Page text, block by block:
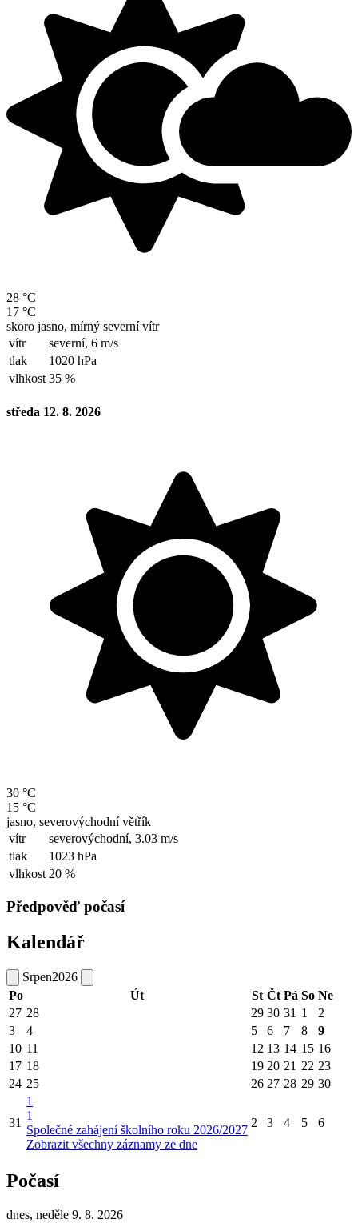
28 °C
17 °C
skoro jasno, mírný severní vítr
vítr
severní, 6 m/s
tlak
1020 hPa
vlhkost 35 %
středa 12. 8. 2026
30 °C
15 °C
jasno, severovýchodní větřík
vítr
severovýchodní, 3.03 m/s
tlak
1023 hPa
vlhkost 20 %
Předpověď počasí
Kalendář
Srpen2026
Po
Út St Čt Pá So Ne
27 28 29 30 31 1
2
3
4 5 6 7 8
9
10 11 12 13 14 15 16
17 18 19 20 21 22 23
24 25 26 27 28 29 30
31
1
1
Společné zahájení školního roku 2026/2027
Zobrazit všechny záznamy ze dne
2 3 4 5 6
Počasí
dnes, neděle 9. 8. 2026